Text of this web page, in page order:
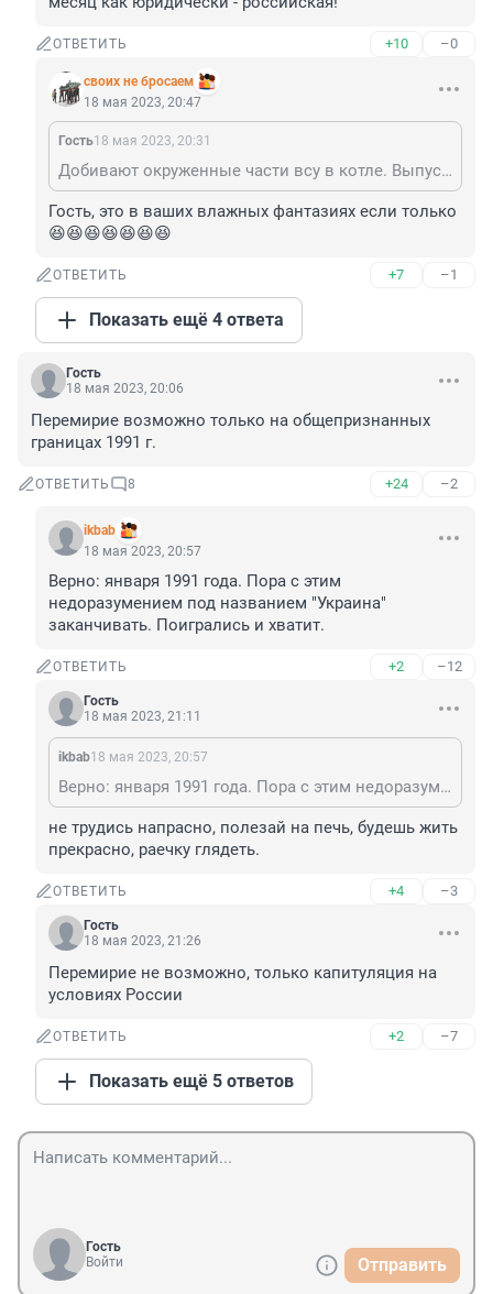
ОТВЕТИТЬ +10 –0
своих не бросаем
18 мая 2023, 20:47
Гость18 мая 2023, 20:31
Добивают окруженные части всу в котле. Выпускать никого не будут. Как в Мариуполе в прошлом году. Ты также интересовался, помню. Объявят скоро. Потерпи
Гость, это в ваших влажных фантазиях если только
😆😆😆😆😆😆😆
ОТВЕТИТЬ +7 –1
Показать ещё 4 ответа
Гость
18 мая 2023, 20:06
Перемирие возможно только на общепризнанных
границах 1991 г.
ОТВЕТИТЬ 8 +24 –2
ikbab
18 мая 2023, 20:57
Верно: января 1991 года. Пора с этим
недоразумением под названием "Украина"
заканчивать. Поигрались и хватит.
ОТВЕТИТЬ +2 –12
Гость
18 мая 2023, 21:11
ikbab18 мая 2023, 20:57
Верно: января 1991 года. Пора с этим недоразумением под названием "Украина" заканчивать. Поигрались и хватит.
не трудись напрасно, полезай на печь, будешь жить
прекрасно, раечку глядеть.
ОТВЕТИТЬ +4 –3
Гость
18 мая 2023, 21:26
Перемирие не возможно, только капитуляция на
условиях России
ОТВЕТИТЬ +2 –7
Показать ещё 5 ответов
Гость
Войти
Отправить